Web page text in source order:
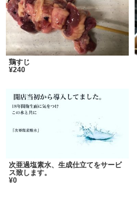
鶏すじ
¥240
次亜過塩素水、生成仕立てをサービ
ス致します。
¥0